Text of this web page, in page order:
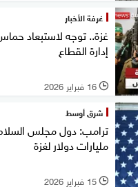
غرفة الأخبار
غزة.. توجه لاستبعاد
إدارة القطاع
l 16 فبراير 2026
شرق أوسط
مليارات دولار لغزة
l 15 فبراير 2026